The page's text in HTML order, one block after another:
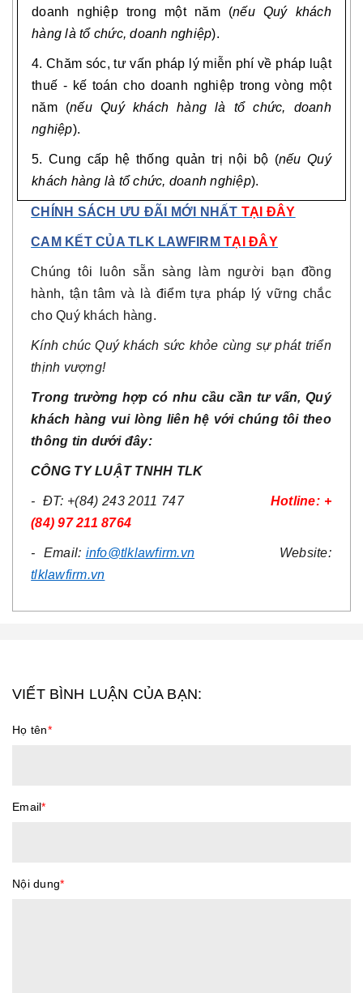
doanh nghiệp trong một năm (nếu Quý khách
hàng là tổ chức, doanh nghiệp).
4. Chăm sóc, tư vấn pháp lý miễn phí về pháp luật
thuế - kế toán cho doanh nghiệp trong vòng một
năm (nếu Quý khách hàng là tổ chức, doanh
nghiệp).
5. Cung cấp hệ thống quản trị nội bộ (nếu Quý
khách hàng là tổ chức, doanh nghiệp).
CHÍNH SÁCH ƯU ĐÃI MỚI NHẤT TẠI ĐÂY
CAM KẾT CỦA TLK LAWFIRMTẠI ĐÂY
Chúng tôi luôn sẵn sàng làm người bạn đồng
hành, tận tâm và là điểm tựa pháp lý vững chắc
cho Quý khách hàng.
Kính chúc Quý khách sức khỏe cùng sự phát triển
thịnh vượng!
Trong trường hợp có nhu cầu cần tư vấn, Quý
khách hàng vui lòng liên hệ với chúng tôi theo
thông tin dưới đây:
CÔNG TYLUẬTTNHH TLK
- ĐT: +(84) 243 2011 747 Hotline: +
(84) 97 211 8764
- Email: info@tlklawfirm.vn Website:
tlklawfirm.vn
VIẾT BÌNH LUẬN CỦA BẠN:
Họ tên*
Email*
Nội dung*